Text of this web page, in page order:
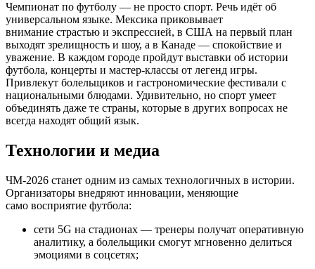
Чемпионат по футболу — не просто спорт. Речь идёт об
универсальном языке. Мексика приковывает
внимание страстью и экспрессией, в США на первый план
выходят зрелищность и шоу, а в Канаде — спокойствие и
уважение. В каждом городе пройдут выставки об истории
футбола, концерты и мастер-классы от легенд игры.
Привлекут болельщиков и гастрономические фестивали с
национальными блюдами. Удивительно, но спорт умеет
объединять даже те страны, которые в других вопросах не
всегда находят общий язык.
Технологии и медиа
ЧМ-2026 станет одним из самых технологичных в истории.
Организаторы внедряют инновации, меняющие
само восприятие футбола:
сети 5G на стадионах — тренеры получат оперативную
аналитику, а болельщики смогут мгновенно делиться
эмоциями в соцсетях;